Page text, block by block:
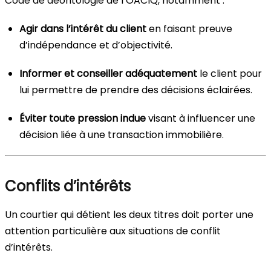
Agir dans l’intérêt du clienten faisant preuve
d’indépendance et d’objectivité.
Informer et conseiller adéquatement le client pour
lui permettre de prendre des décisions éclairées.
Éviter toute pression induevisant à influencer une
décision liée à une transaction immobilière.
Conflits d’intérêts
Un courtier qui détient les deux titres doit porter une
attention particulière aux situations de conflit
d’intérêts.